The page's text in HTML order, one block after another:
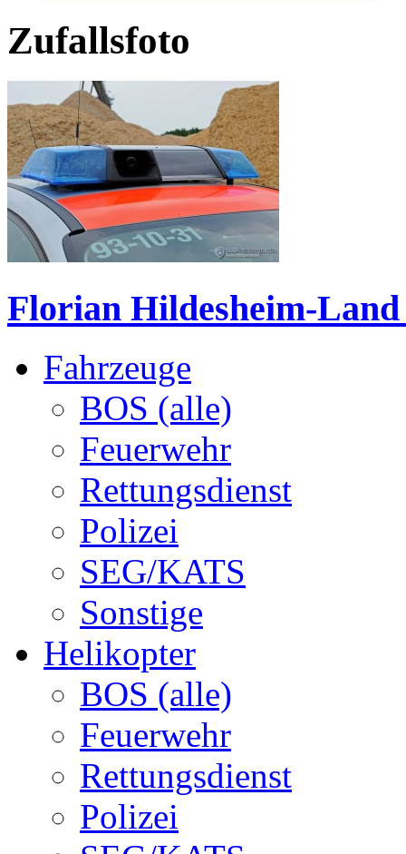
Zufallsfoto
Florian Hildesheim-Land
Fahrzeuge
BOS (alle)
Feuerwehr
Rettungsdienst
Polizei
SEG/KATS
Sonstige
Helikopter
BOS (alle)
Feuerwehr
Rettungsdienst
Polizei